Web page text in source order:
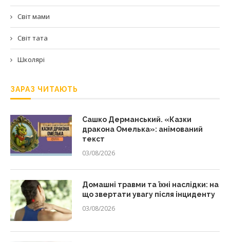
Світ мами
Світ тата
Школярі
ЗАРАЗ ЧИТАЮТЬ
Сашко Дерманський. «Казки
дракона Омелька»: анімований
текст
03/08/2026
Домашні травми та їхні наслідки: на
що звертати увагу після інциденту
03/08/2026